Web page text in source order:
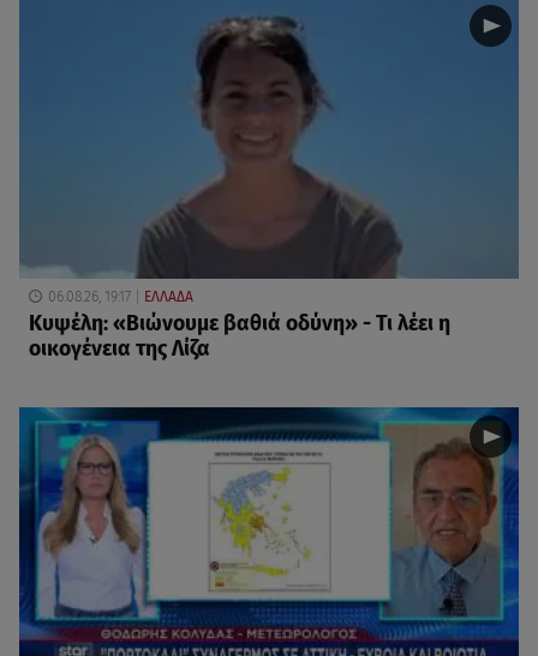
06.08.26, 19:17 ΕΛΛΑΔΑ
Κυψέλη: «Βιώνουμε βαθιά οδύνη» - Τι λέει η
οικογένεια της Λίζα